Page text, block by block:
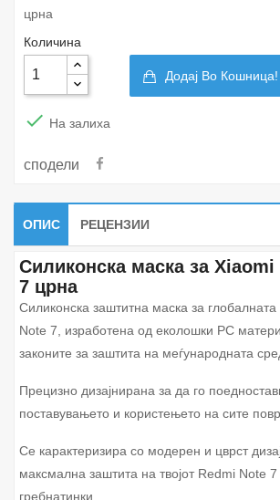
црна
Количина
Додај Во Кошница!
 На залиха
сподели
ОПИС РЕЦЕНЗИИ
Силиконска маска за
7 црна
Силиконска заштитна маска за глобалната
Note 7, изработена од еколошки PC
законите за заштита на меѓународната
Прецизно дизајнирана за да го
поставувањето и користењето на сите
Се карактеризира со модерен и цврст
максмална заштита на твојот Redmi Note
гребнатинки.